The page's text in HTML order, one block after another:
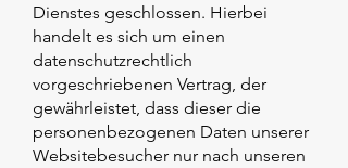
Dienstes geschlossen. Hierbei
handelt es sich um einen
datenschutzrechtlich
vorgeschriebenen Vertrag, der
gewährleistet, dass dieser die
personenbezogenen Daten unserer
Websitebesucher nur nach unseren